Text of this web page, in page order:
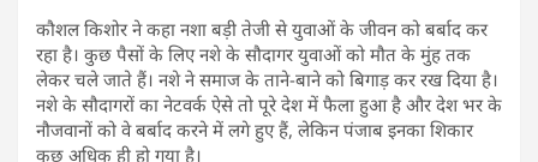
कौशल किशोर ने कहा नशा बड़ी तेजी से युवाओं के जीवन को बर्बाद कर
रहा है। कुछ पैसों के लिए नशे के सौदागर युवाओं को मौत के मुंह तक
लेकर चले जाते हैं। नशे ने समाज के ताने-बाने को बिगाड़ कर रख दिया है।
नशे के सौदागरों का नेटवर्क ऐसे तो पूरे देश में फैला हुआ है और देश भर के
नौजवानों को वे बर्बाद करने में लगे हुए हैं, लेकिन पंजाब इनका शिकार
कुछ अधिक ही हो गया है।